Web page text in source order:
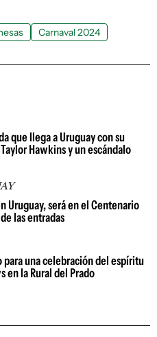
Carnaval 2024
que llega a Uruguay con su
Hawkins y un escándalo
Uruguay, será en el Centenario
las entradas
para una celebración del espíritu
en la Rural del Prado